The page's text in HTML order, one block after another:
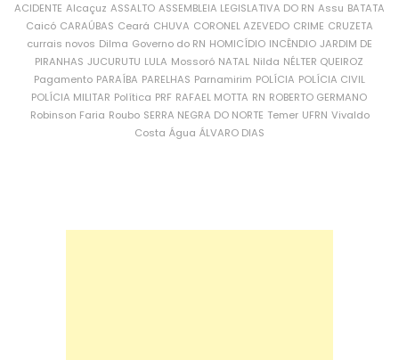
ACIDENTE Alcaçuz ASSALTO ASSEMBLEIA LEGISLATIVA DO RN Assu BATATA
Caicó CARAÚBAS Ceará CHUVA CORONEL AZEVEDO CRIME CRUZETA
currais novos Dilma Governo do RN HOMICÍDIO INCÊNDIO JARDIM DE
PIRANHAS JUCURUTU LULA Mossoró NATAL Nilda NÉLTER QUEIROZ
Pagamento PARAÍBA PARELHAS Parnamirim POLÍCIA POLÍCIA CIVIL
POLÍCIA MILITAR Política PRF RAFAEL MOTTA RN ROBERTO GERMANO
Robinson Faria Roubo SERRA NEGRA DO NORTE Temer UFRN Vivaldo
Costa Água ÁLVARO DIAS